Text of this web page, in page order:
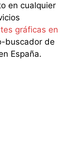
en cualquier
gráficas en
buscador de
España.